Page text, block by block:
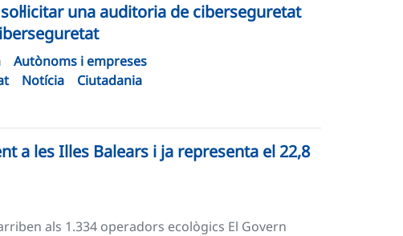
una auditoria de ciberseguretat
Autònoms i empreses
Notícia
Ciutadania
a les Illes Balears i ja representa el 22,8
als 1.334 operadors ecològics El Govern